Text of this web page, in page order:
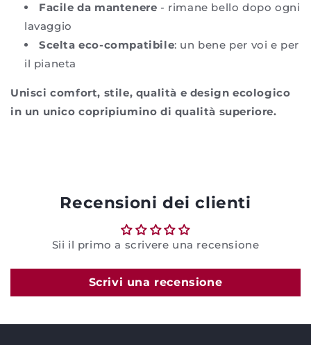
Facile da mantenere - rimane bello dopo ogni
lavaggio
Scelta eco-compatibile: un bene per voi e per
il pianeta
Unisci comfort, stile, qualità e design ecologico
in un unico copripiumino di qualità superiore.
Recensioni dei clienti
Sii il primo a scrivere una recensione
Scrivi una recensione